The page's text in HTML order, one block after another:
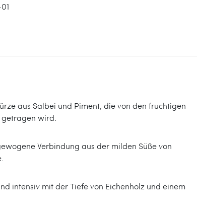
aus Salbei und Piment, die von den fruchtigen
wird.
Verbindung aus der milden Süße von
intensiv mit der Tiefe von Eichenholz und einem